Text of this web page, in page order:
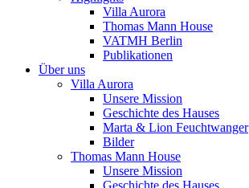
Villa Aurora
Thomas Mann House
VATMH Berlin
Publikationen
Über uns
Villa Aurora
Unsere Mission
Geschichte des Hauses
Marta & Lion Feuchtwanger
Bilder
Thomas Mann House
Unsere Mission
Geschichte des Hauses